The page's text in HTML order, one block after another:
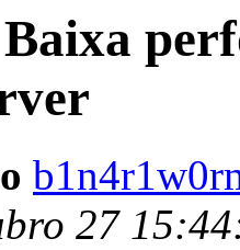
27